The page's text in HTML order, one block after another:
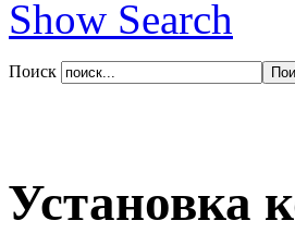
Show Search
Поиск
Установка